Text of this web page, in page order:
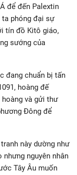
để đến Palextin
phóng đại sự
tín đồ Kitô giáo,
sướng của
đang chuẩn bị tấn
hoàng đế
và gửi thư
Đông để
này dường như
nguyên nhân
Tây Âu muốn